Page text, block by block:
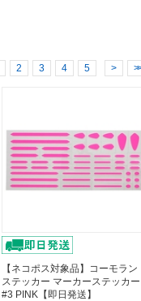
2 3 4 5 > >>
【ネコポス対象品】コーモラン
ステッカー マーカーステッカー
#3 PINK【即日発送】